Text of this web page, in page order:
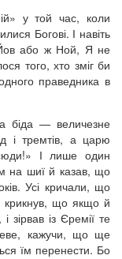
у той час, коли
Богові. І навіть
Йов або ж Ной, Я не
того, хто зміг би
праведника в
біда — величезне
і тремтів, а царю
І лише один
на шиї й казав, що
Усі кричали, що
крикнув, що якщо й
із Єремії те
кажучи, що ще
їм перенести. Бо